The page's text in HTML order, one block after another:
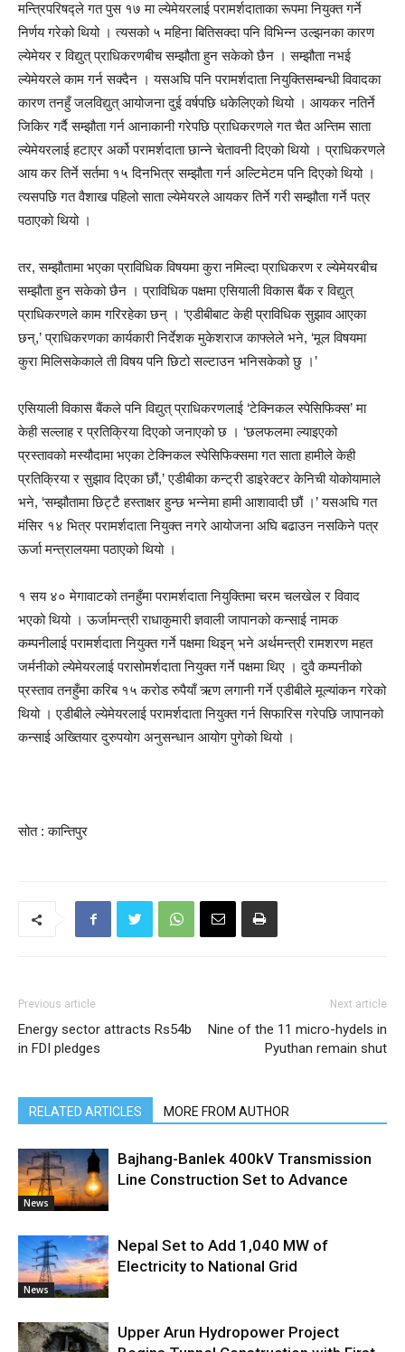
मन्त्रिपरिषद्ले गत पुस १७ मा ल्येमेयरलाई परामर्शदाताका रूपमा नियुक्त गर्ने
निर्णय गरेको थियो । त्यसको ५ महिना बितिसक्दा पनि विभिन्न उल्झनका कारण
ल्येमेयर र विद्युत् प्राधिकरणबीच सम्झौता हुन सकेको छैन । सम्झौता नभई
ल्येमेयरले काम गर्न सक्दैन । यसअघि पनि परामर्शदाता नियुक्तिसम्बन्धी विवादका
कारण तनहुँ जलविद्युत् आयोजना दुई वर्षपछि धकेलिएको थियो । आयकर नतिर्ने
जिकिर गर्दै सम्झौता गर्न आनाकानी गरेपछि प्राधिकरणले गत चैत अन्तिम साता
ल्येमेयरलाई हटाएर अर्को परामर्शदाता छान्ने चेतावनी दिएको थियो । प्राधिकरणले
आय कर तिर्ने सर्तमा १५ दिनभित्र सम्झौता गर्न अल्टिमेटम पनि दिएको थियो ।
त्यसपछि गत वैशाख पहिलो साता ल्येमेयरले आयकर तिर्ने गरी सम्झौता गर्ने पत्र
पठाएको थियो ।
तर, सम्झौतामा भएका प्राविधिक विषयमा कुरा नमिल्दा प्राधिकरण र ल्येमेयरबीच
सम्झौता हुन सकेको छैन । प्राविधिक पक्षमा एसियाली विकास बैंक र विद्युत्
प्राधिकरणले काम गरिरहेका छन् । ‘एडीबीबाट केही प्राविधिक सुझाव आएका
छन्,’ प्राधिकरणका कार्यकारी निर्देशक मुकेशराज काफ्लेले भने, ‘मूल विषयमा
कुरा मिलिसकेकाले ती विषय पनि छिटो सल्टाउन भनिसकेको छु ।’
एसियाली विकास बैंकले पनि विद्युत् प्राधिकरणलाई ‘टेक्निकल स्पेसिफिक्स’ मा
केही सल्लाह र प्रतिक्रिया दिएको जनाएको छ । ‘छलफलमा ल्याइएको
प्रस्तावको मस्यौदामा भएका टेक्निकल स्पेसिफिक्समा गत साता हामीले केही
प्रतिक्रिया र सुझाव दिएका छौं,’ एडीबीका कन्ट्री डाइरेक्टर केनिची योकोयामाले
भने, ‘सम्झौतामा छिट्टै हस्ताक्षर हुन्छ भन्नेमा हामी आशावादी छौं ।’ यसअघि गत
मंसिर १४ भित्र परामर्शदाता नियुक्त नगरे आयोजना अघि बढाउन नसकिने पत्र
ऊर्जा मन्त्रालयमा पठाएको थियो ।
१ सय ४० मेगावाटको तनहुँमा परामर्शदाता नियुक्तिमा चरम चलखेल र विवाद
भएको थियो । ऊर्जामन्त्री राधाकुमारी ज्ञवाली जापानको कन्साई नामक
कम्पनीलाई परामर्शदाता नियुक्त गर्ने पक्षमा थिइन् भने अर्थमन्त्री रामशरण महत
जर्मनीको ल्येमेयरलाई परासोमर्शदाता नियुक्त गर्ने पक्षमा थिए । दुवै कम्पनीको
प्रस्ताव तनहुँमा करिब १५ करोड रुपैयाँ ऋण लगानी गर्ने एडीबीले मूल्यांकन गरेको
थियो । एडीबीले ल्येमेयरलाई परामर्शदाता नियुक्त गर्न सिफारिस गरेपछि जापानको
कन्साई अख्तियार दुरुपयोग अनुसन्धान आयोग पुगेको थियो ।
सोत : कान्तिपुर
Previous article
Energy sector attracts Rs54b
in FDI pledges
Next article
Nine of the 11 micro-hydels in
Pyuthan remain shut
RELATED ARTICLES MORE FROM AUTHOR
News
Bajhang-Banlek 400kV Transmission
Line Construction Set to Advance
News
Nepal Set to Add 1,040 MW of
Electricity to National Grid
Upper Arun Hydropower Project